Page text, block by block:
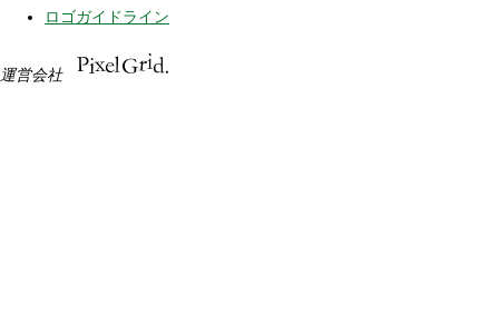
ロゴガイドライン
運営会社